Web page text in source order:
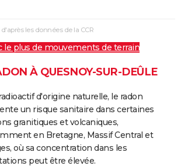
les données de la CCR
le plus de mouvements de terrain
À QUESNOY-SUR-DEÛLE
d'origine naturelle, le radon
un risque sanitaire dans certaines
granitiques et volcaniques,
en Bretagne, Massif Central et
où sa concentration dans les
peut être élevée.